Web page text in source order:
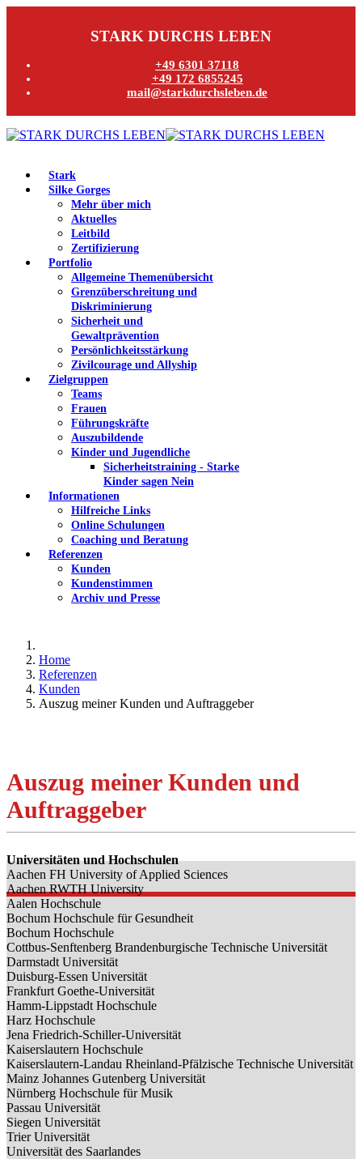
STARK DURCHS LEBEN
+49 6301 37118
+49 172 6855245
mail@starkdurchsleben.de
Stark
Silke Gorges
Mehr über mich
Aktuelles
Leitbild
Zertifizierung
Portfolio
Allgemeine Themenübersicht
Grenzüberschreitung und
Diskriminierung
Sicherheit und
Gewaltprävention
Persönlichkeitsstärkung
Zivilcourage und Allyship
Zielgruppen
Teams
Frauen
Führungskräfte
Auszubildende
Kinder und Jugendliche
Sicherheitstraining - Starke
Kinder sagen Nein
Informationen
Hilfreiche Links
Online Schulungen
Coaching und Beratung
Referenzen
Kunden
Kundenstimmen
Archiv und Presse
Home
Referenzen
Kunden
Auszug meiner Kunden und Auftraggeber
Auszug meiner Kunden und
Auftraggeber
Universitäten und Hochschulen
Aachen FH University of Applied Sciences
Aachen RWTH University
Aalen Hochschule
Bochum Hochschule für Gesundheit
Bochum Hochschule
Cottbus-Senftenberg Brandenburgische Technische Universität
Darmstadt Universität
Duisburg-Essen Universität
Frankfurt Goethe-Universität
Hamm-Lippstadt Hochschule
Harz Hochschule
Jena Friedrich-Schiller-Universität
Kaiserslautern Hochschule
Kaiserslautern-Landau Rheinland-Pfälzische Technische Universität
Mainz Johannes Gutenberg Universität
Nürnberg Hochschule für Musik
Passau Universität
Siegen Universität
Trier Universität
Universität des Saarlandes